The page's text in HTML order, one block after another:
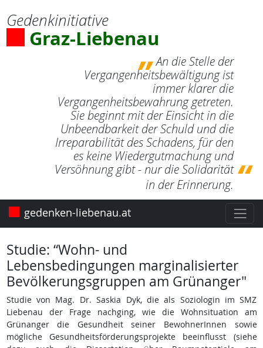
Gedenkinitiative
Graz-Liebenau
An die Stelle der
Vergangenheitsbewältigung ist
immer klarer die
Vergangenheitsbewahrung getreten.
Sie beginnt mit der Einsicht in die
Unbeendbarkeit der Schuld und die
Irreparabilität des Schadens, für den
es keine Wiedergutmachung und
Versöhnung gibt - nur die Solidarität
in der Erinnerung.
gedenken-liebenau.atZur Hauptseite
Studie: “Wohn- und
Lebensbedingungen marginalisierter
Bevölkerungsgruppen am Grünanger"
Studie von Mag. Dr. Saskia Dyk, die als Soziologin im SMZ
Liebenau der Frage nachging, wie die Wohnsituation am
Grünanger die Gesundheit seiner BewohnerInnen sowie
mögliche Gesundheitsförderungsprojekte beeinflusst (siehe